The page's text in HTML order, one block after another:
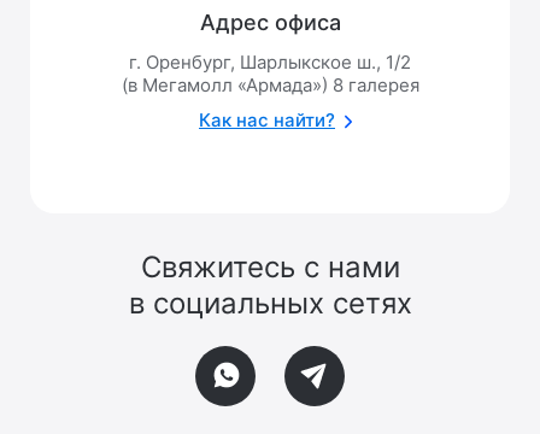
Адрес офиса
г. Оренбург, Шарлыкское ш., 1/2
(в Мегамолл «Армада») 8 галерея
Как нас найти?
Свяжитесь с нами
в социальных сетях